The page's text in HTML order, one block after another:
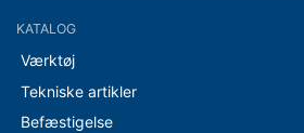
KATALOG
Værktøj
Tekniske artikler
Befæstigelse